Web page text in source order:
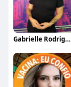
Gabrielle Rodrigues